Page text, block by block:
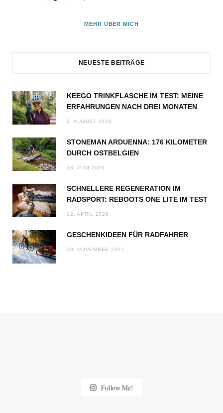
MEHR ÜBER MICH
NEUESTE BEITRÄGE
KEEGO TRINKFLASCHE IM TEST: MEINE
ERFAHRUNGEN NACH DREI MONATEN
2. AUGUST 2026
STONEMAN ARDUENNA: 176 KILOMETER
DURCH OSTBELGIEN
28. JUNI 2026
SCHNELLERE REGENERATION IM
RADSPORT: REBOOTS ONE LITE IM TEST
12. APRIL 2026
GESCHENKIDEEN FÜR RADFAHRER
30. NOVEMBER 2025
Follow Me!